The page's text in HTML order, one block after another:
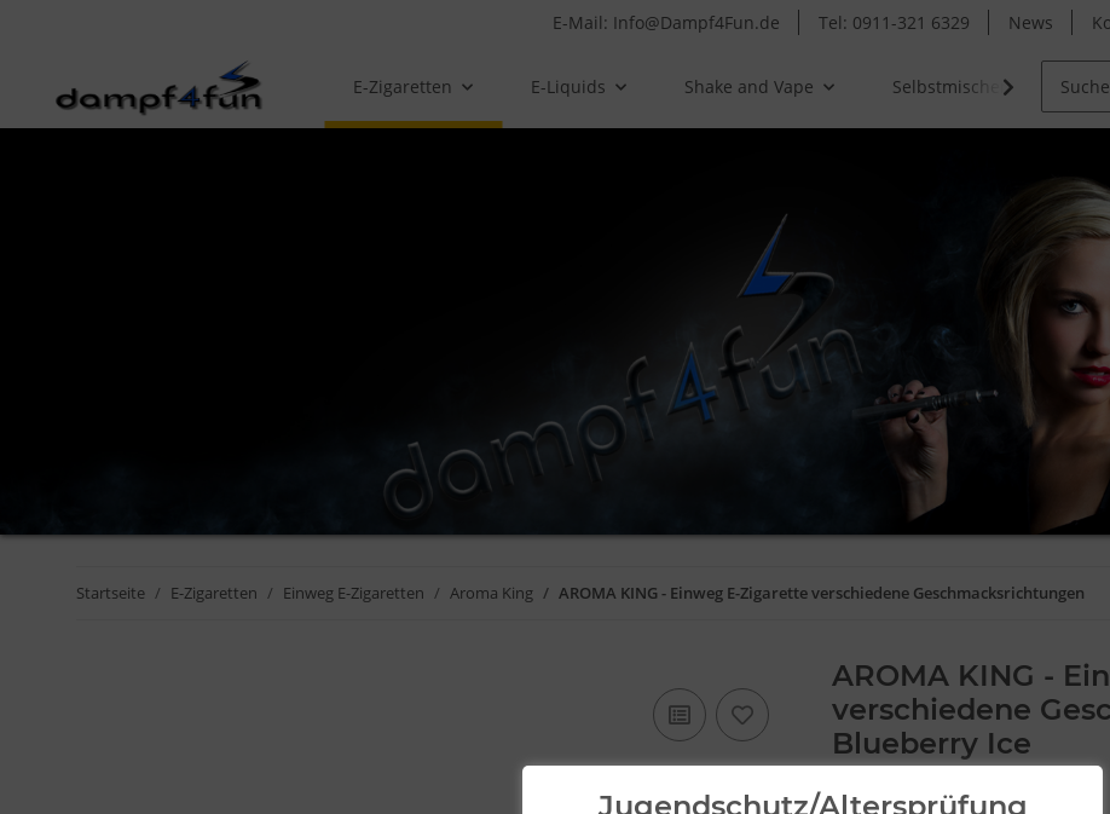
E-Mail: Info@Dampf4Fun.de Tel: 0911-321 6329 News
E-Zigaretten E-Liquids Shake and Vape Selbstmischer
Startseite E-Zigaretten Einweg E-Zigaretten Aroma King AROMA KING - Einweg E-Zigarette verschiedene Geschmacksrichtungen
AROMA KING -
verschiedene
Blueberry Ice
Jugendschutz/Altersprüfung